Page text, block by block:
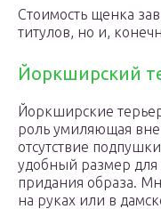
Стоимость щенка
титулов, но и,
Йоркширский
Йоркширские
роль умиляющая
отсутствие
удобный размер для
придания образа.
на руках или в